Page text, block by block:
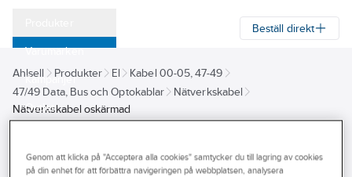
Varumärken
Kampanjer
Outlet
Tjänster
Beställ direkt
Ahlsell Produkter El
Kabel 00-05, 47-49
47/49 Data, Bus och Optokablar
Nätverkskabel
Nätverkskabel oskärmad
Nätverkskabel oskärmad
Genom att klicka på "Acceptera alla cookies" samtycker du till lagring av cookies
på din enhet för att förbättra navigeringen på webbplatsen, analysera